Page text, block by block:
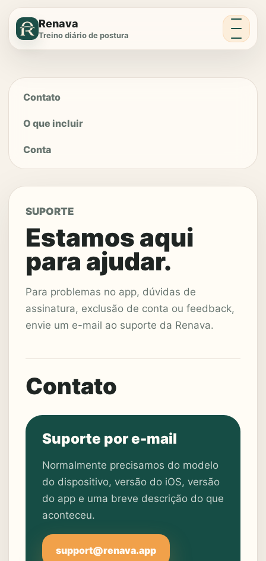
Renava
Treino diário de postura
Menu
Contato
O que incluir
Conta
SUPORTE
Estamos aqui
para ajudar.
Para problemas no app, dúvidas de
assinatura, exclusão de conta ou feedback,
envie um e-mail ao suporte da Renava.
Contato
Suporte por e-mail
Normalmente precisamos do modelo
do dispositivo, versão do iOS, versão
do app e uma breve descrição do que
aconteceu.
support@renava.app